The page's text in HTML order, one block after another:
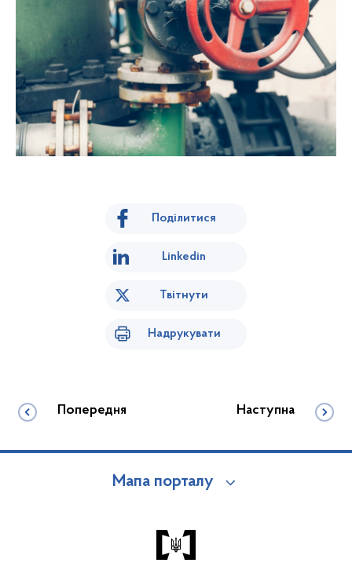
Поділитися
Linkedin
Твітнути
Надрукувати
Попередня Наступна
Мапа порталу